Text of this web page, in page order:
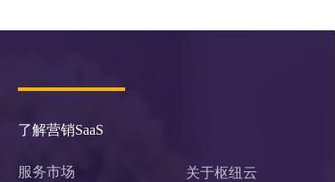
了解营销SaaS
关于枢纽云
服务市场